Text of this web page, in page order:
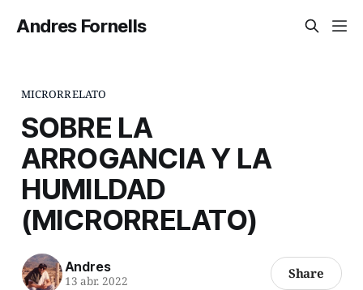
Andres Fornells
MICRORRELATO
SOBRE LA
ARROGANCIA Y LA
HUMILDAD
(MICRORRELATO)
Andres
13 abr. 2022 Share